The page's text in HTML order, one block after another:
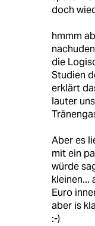
doch
hmmm
die
Studien
erklärt
lauter
Aber es
mit ein
würde
kleinen...
Euro
aber is
:-)